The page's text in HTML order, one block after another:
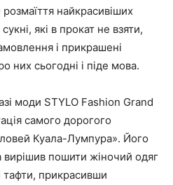
найкрасивіших
які в прокат не взяти,
і прикрашені
них сьогодні і піде мова.
моди STYLO Fashion Grand
самого дорогого
Куала-Лумпура». Його
пошити жіночий одяг
тафти, прикрасивши